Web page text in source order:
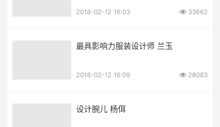
2018-02-12 16:03 33662
最具影响力服装设计师 兰玉
2018-02-12 16:09 28083
设计腕儿 杨佴